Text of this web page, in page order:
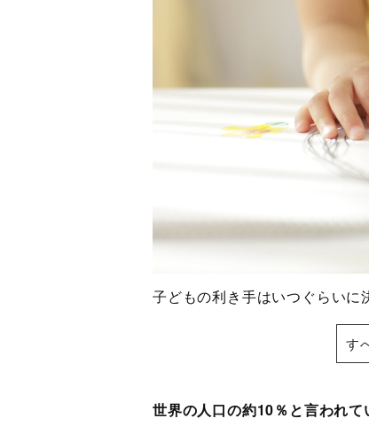
子どもの利き手はいつぐらい
す
世界の人口の約10％と言われて